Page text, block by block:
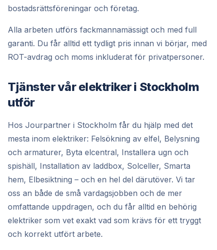
bostadsrättsföreningar och företag.
Alla arbeten utförs fackmannamässigt och med full
garanti. Du får alltid ett tydligt pris innan vi börjar, med
ROT-avdrag och moms inkluderat för privatpersoner.
Tjänster vår elektriker i Stockholm
utför
Hos Jourpartner i Stockholm får du hjälp med det
mesta inom elektriker: Felsökning av elfel, Belysning
och armaturer, Byta elcentral, Installera ugn och
spishäll, Installation av laddbox, Solceller, Smarta
hem, Elbesiktning – och en hel del därutöver. Vi tar
oss an både de små vardagsjobben och de mer
omfattande uppdragen, och du får alltid en behörig
elektriker som vet exakt vad som krävs för ett tryggt
och korrekt utfört arbete.